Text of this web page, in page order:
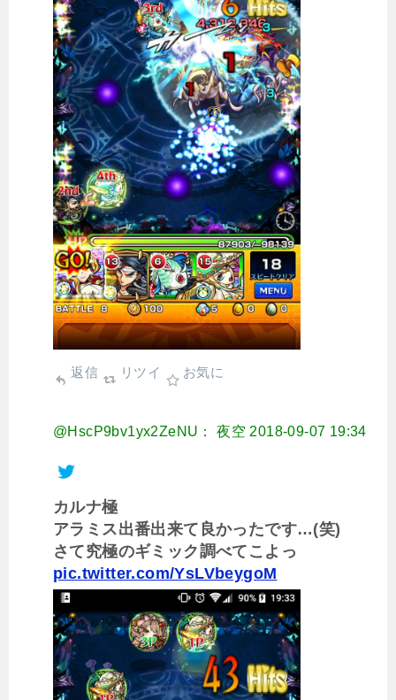
返信 リツイ お気に
@HscP9bv1yx2ZeNU： 夜空 2018-09-07 19:34
カルナ極
アラミス出番出来て良かったです…(笑)
さて究極のギミック調べてこよっ
pic.twitter.com/YsLVbeygoM